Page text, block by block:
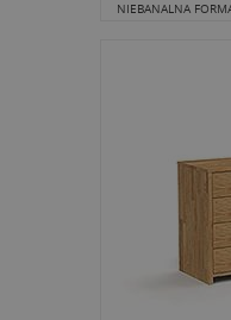
NIEBANALNA